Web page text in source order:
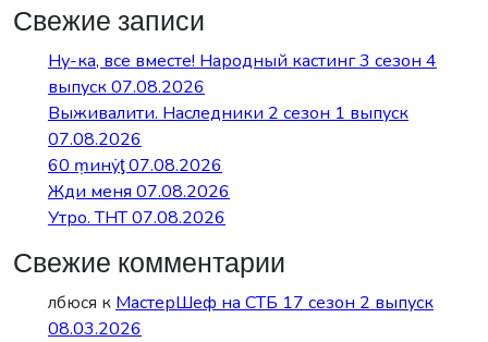
Свежие записи
Ну-ка, все вместе! Народный кастинг 3 сезон 4
выпуск 07.08.2026
Выживалити. Наследники 2 сезон 1 выпуск
07.08.2026
60 ṃинẏƫ 07.08.2026
Жди меня 07.08.2026
Утро. ТНТ 07.08.2026
Свежие комментарии
лбюся к МастерШеф на СТБ 17 сезон 2 выпуск
08.03.2026